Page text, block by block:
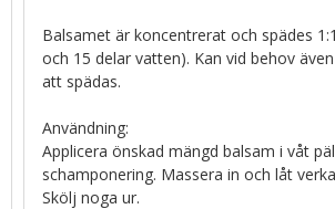
Balsamet är koncentrerat och spädes
och 15 delar vatten). Kan vid behov
att spädas.
Användning:
Applicera önskad mängd balsam i våt
schamponering. Massera in och låt
Skölj noga ur.